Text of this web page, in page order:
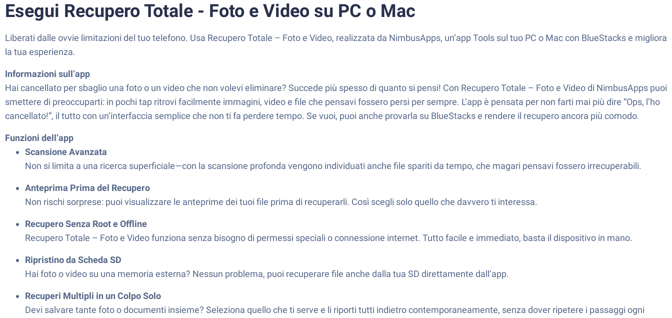
Esegui Recupero Totale - Foto e Video su PC o Mac
Liberati dalle ovvie limitazioni del tuo telefono. Usa Recupero Totale – Foto e Video, realizzata da NimbusApps, un’app Tools sul tuo PC o Mac con BlueStacks e migliora
la tua esperienza.
Informazioni sull’app
Hai cancellato per sbaglio una foto o un video che non volevi eliminare? Succede più spesso di quanto si pensi! Con Recupero Totale – Foto e Video di NimbusApps puoi
smettere di preoccuparti: in pochi tap ritrovi facilmente immagini, video e file che pensavi fossero persi per sempre. L’app è pensata per non farti mai più dire “Ops, l’ho
cancellato!”, il tutto con un’interfaccia semplice che non ti fa perdere tempo. Se vuoi, puoi anche provarla su BlueStacks e rendere il recupero ancora più comodo.
Funzioni dell’app
Scansione Avanzata
Non si limita a una ricerca superficiale—con la scansione profonda vengono individuati anche file spariti da tempo, che magari pensavi fossero irrecuperabili.
Anteprima Prima del Recupero
Non rischi sorprese: puoi visualizzare le anteprime dei tuoi file prima di recuperarli. Così scegli solo quello che davvero ti interessa.
Recupero Senza Root e Offline
Recupero Totale – Foto e Video funziona senza bisogno di permessi speciali o connessione internet. Tutto facile e immediato, basta il dispositivo in mano.
Ripristino da Scheda SD
Hai foto o video su una memoria esterna? Nessun problema, puoi recuperare file anche dalla tua SD direttamente dall’app.
Recuperi Multipli in un Colpo Solo
Devi salvare tante foto o documenti insieme? Seleziona quello che ti serve e li riporti tutti indietro contemporaneamente, senza dover ripetere i passaggi ogni